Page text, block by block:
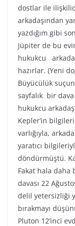
dostlar ile
arkadaşından
yazdığım gibi
Jüpiter de bu
hukukcu
hazırlar. (Yeni
Büyücülük
sayfalık bir dava
hukukcu
Kepler’in
varlığıyla,
yaratıcı
döndürmüştü.
Fakat hala daha
davası 22
delil yetersizliği
bırakmayı
Pluton 12’inci